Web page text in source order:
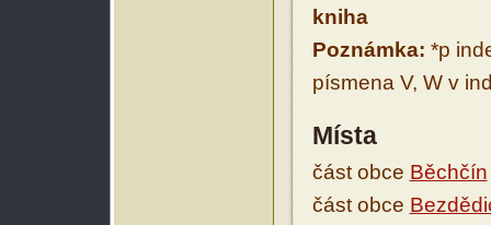
kniha
Poznámka: *p
písmena V, W v
Místa
část obce Běchčín
část obce